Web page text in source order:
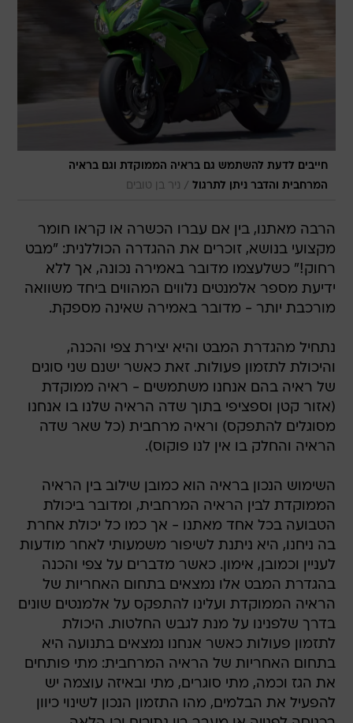
חייבים לדעת להשתמש גם בראיה הממוקדת וגם בראיה
המרחבית והדבר ניתן לתרגול / ניר בן טובים
הרבה מאתנו, בין אם עברו הכשרה או קראו חומר
מקצועי בנושא, זוכרים את ההגדרה הכוללנית: "מבט
רחוק!" כשלעצמו מדובר באמירה נכונה, אך ללא
ידיעת מספר אלמנטים נלווים המהווים ביחד משוואה
מורכבת יותר - מדובר באמירה שאינה מספקת.
נתחיל מהגדרת המבט והיא יצירת צפי והכנה,
והיכולת לתזמון פעולות. זאת כאשר ישנם שני סוגים
של ראיה בהם אנחנו משתמשים - ראיה ממוקדת
(אזור קטן וספציפי בתוך שדה הראיה שלנו בו אנחנו
מסוגלים להתפקס) וראיה מרחבית (כל שאר שדה
הראיה והחלק בו אין לנו פוקוס).
השימוש הנכון בראיה הוא כמובן שילוב בין הראיה
הממוקדת לבין הראיה המרחבית, ומדובר ביכולת
הטבועה בכל אחד מאתנו - אך כמו כל יכולת אחרת
בה ניחנו, היא ניתנת לשיפור משמעותי לאחר מודעות
לעניין וכמובן, אימון. כאשר מדברים על צפי והכנה
בהגדרת המבט אלו נמצאים בתחום האחריות של
הראיה הממוקדת ועלינו להתפקס על אלמנטים שונים
בדרך שלפנינו על מנת לגבש החלטות. היכולת
לתזמון פעולות כאשר אנחנו נמצאים בתנועה היא
בתחום האחריות של הראיה המרחבית: מתי פותחים
את הגז וכמה, מתי סוגרים, מתי ובאיזה עוצמה יש
להפעיל את הבלמים, מהו התזמון הנכון לשינוי כיוון